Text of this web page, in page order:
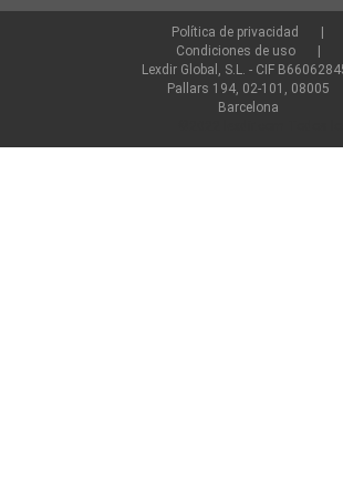
Política de privacidad
Condiciones de uso
Lexdir Global, S.L. - CIF
Pallars 194, 02-101, 08005
Barcelona